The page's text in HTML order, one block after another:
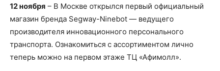
12 ноября – В Москве открылся первый официальный
магазин бренда Segway-Ninebot — ведущего
производителя инновационного персонального
транспорта. Ознакомиться с ассортиментом лично
теперь можно на первом этаже ТЦ «Афимолл».